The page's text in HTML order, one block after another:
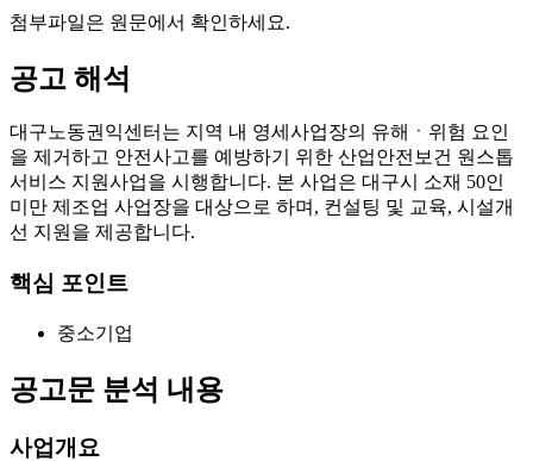
첨부파일은 원문에서 확인하세요.
공고 해석
대구노동권익센터는 지역 내 영세사업장의 유해ㆍ위험 요인
을 제거하고 안전사고를 예방하기 위한 산업안전보건 원스톱
서비스 지원사업을 시행합니다. 본 사업은 대구시 소재 50인
미만 제조업 사업장을 대상으로 하며, 컨설팅 및 교육, 시설개
선 지원을 제공합니다.
핵심 포인트
중소기업
공고문 분석 내용
사업개요